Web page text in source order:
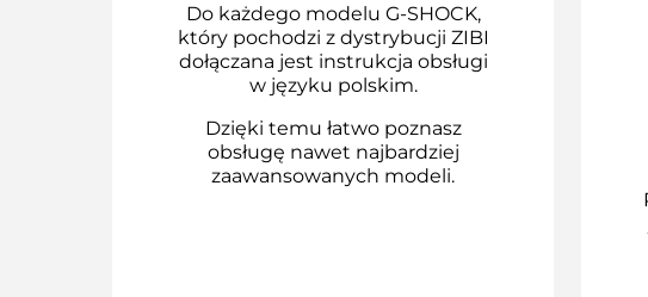
Do każdego modelu G-SHOCK,
który pochodzi z dystrybucji ZIBI
dołączana jest instrukcja obsługi
w języku polskim.
Dzięki temu łatwo poznasz
obsługę nawet najbardziej
zaawansowanych modeli.